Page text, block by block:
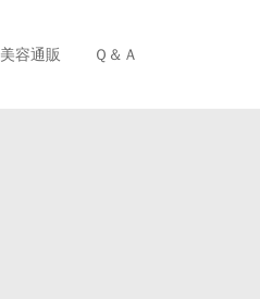
美容通販 Ｑ＆Ａ